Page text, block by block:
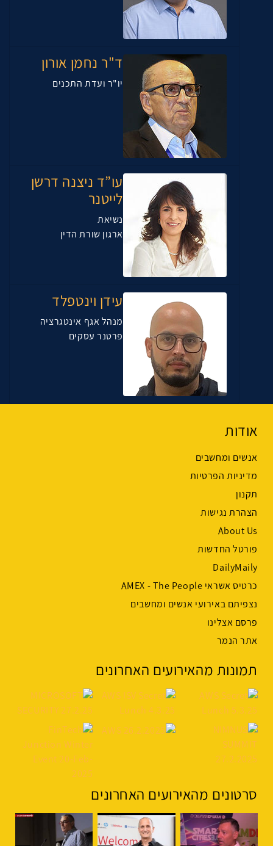
ד"ר נחמן אורון
יו"ר ועדת התכנים
עו”ד ניצנה דרשן
לייטנר
נשיאת
ארגון שורת הדין
עידן וינטפלד
מנהל אגף אינטגרציה
פרטנר עסקים
אודות
אנשים ומחשבים
מדיניות הפרטיות
תקנון
הצהרת נגישות
About Us
פורטל החדשות
DailyMaily
כרטיס אשראי AMEX - The People
נצפיתם באירועי אנשים ומחשבים
פרסם אצלינו
אתר הנמר
תמונות מהאירועים האחרונים
סרטונים מהאירועים האחרונים